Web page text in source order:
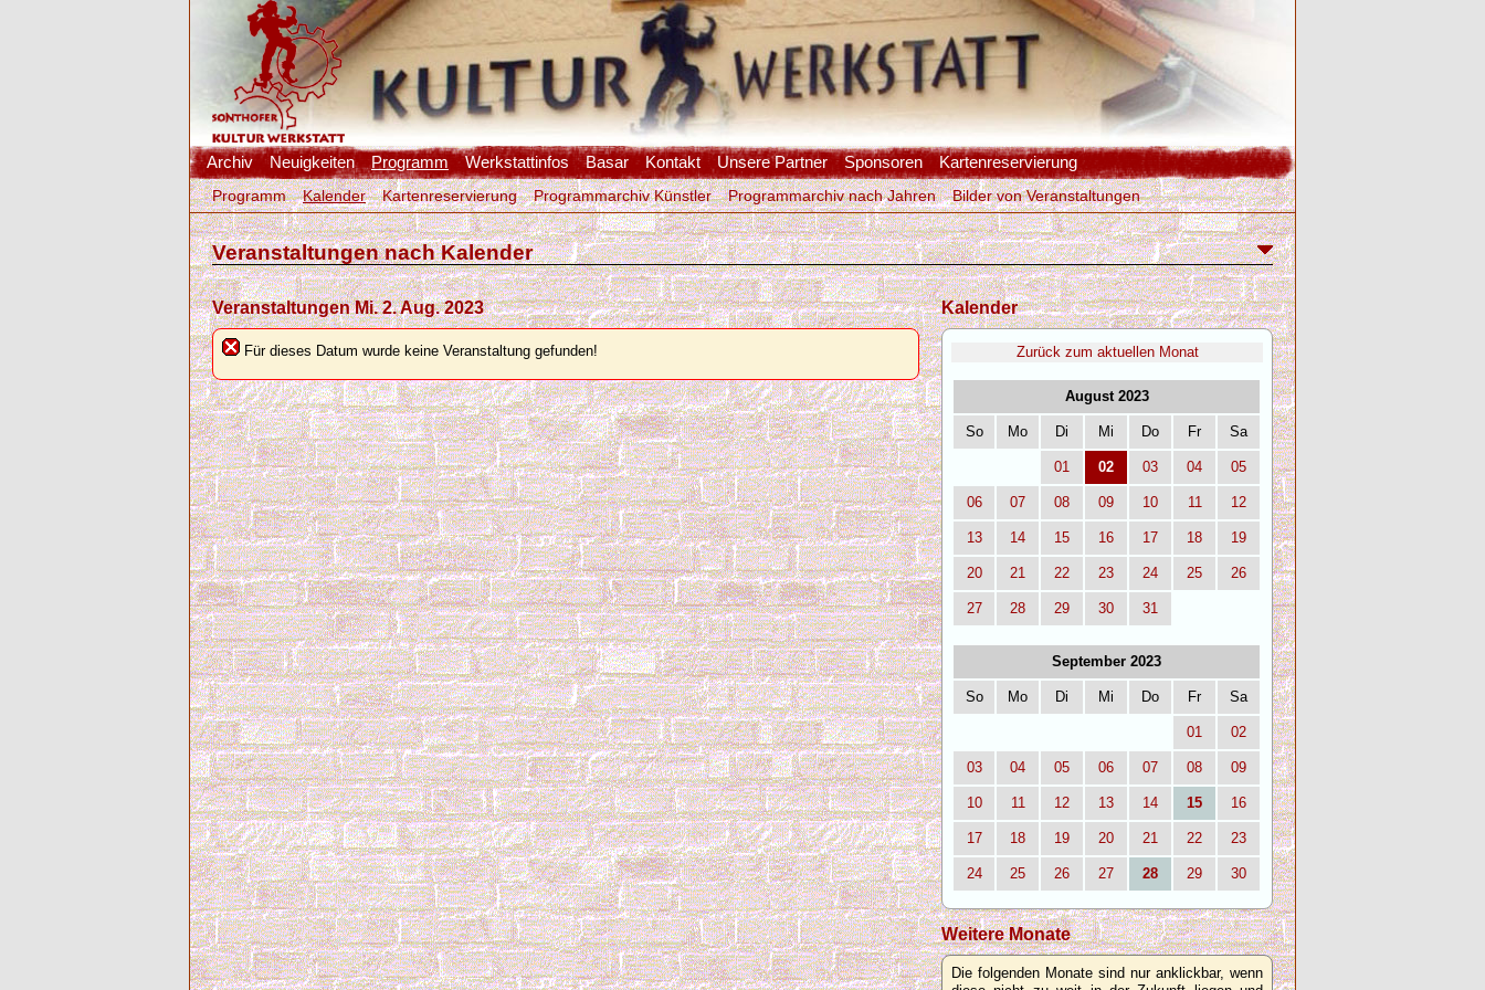
Archiv Neuigkeiten Programm Werkstattinfos Basar Kontakt Unsere Partner Sponsoren Kartenreservierung
Programm Kalender Kartenreservierung Programmarchiv Künstler Programmarchiv nach Jahren Bilder von Veranstaltungen
Veranstaltungen nach Kalender
Veranstaltungen Mi. 2. Aug. 2023
Für dieses Datum wurde keine Veranstaltung gefunden!
Kalender
Zurück zum aktuellen Monat
August 2023
So Mo Di Mi Do Fr Sa
01 02 03 04 05
06 07 08 09 10 11 12
13 14 15 16 17 18 19
20 21 22 23 24 25 26
27 28 29 30 31
September 2023
So Mo Di Mi Do Fr Sa
01 02
03 04 05 06 07 08 09
10 11 12 13 14 15 16
17 18 19 20 21 22 23
24 25 26 27 28 29 30
Weitere Monate
Die folgenden Monate sind nur anklickbar, wenn